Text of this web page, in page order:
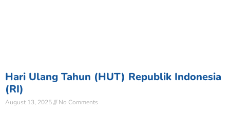
Hari Ulang Tahun (HUT) Republik Indonesia
(RI)
August 13, 2025 No Comments